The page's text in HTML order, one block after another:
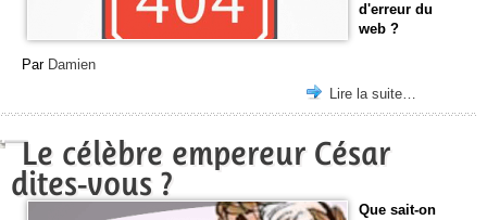
d'erreur du
web ?
Par Damien
Lire la suite…
Le célèbre empereur César
dites-vous ?
Que sait-on